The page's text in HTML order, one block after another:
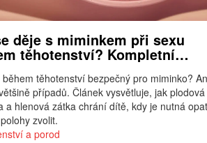
děje s miminkem při sexu
těhotenství? Kompletní
během těhotenství bezpečný pro miminko?
případů. Článek vysvětluje, jak plodová
a hlenová zátka chrání dítě, kdy je nutná
zvolit.
a porod